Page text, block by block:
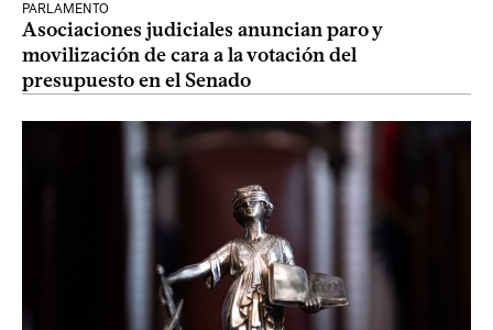
PARLAMENTO
Asociaciones judiciales anuncian paro y
movilización de cara a la votación del
presupuesto en el Senado